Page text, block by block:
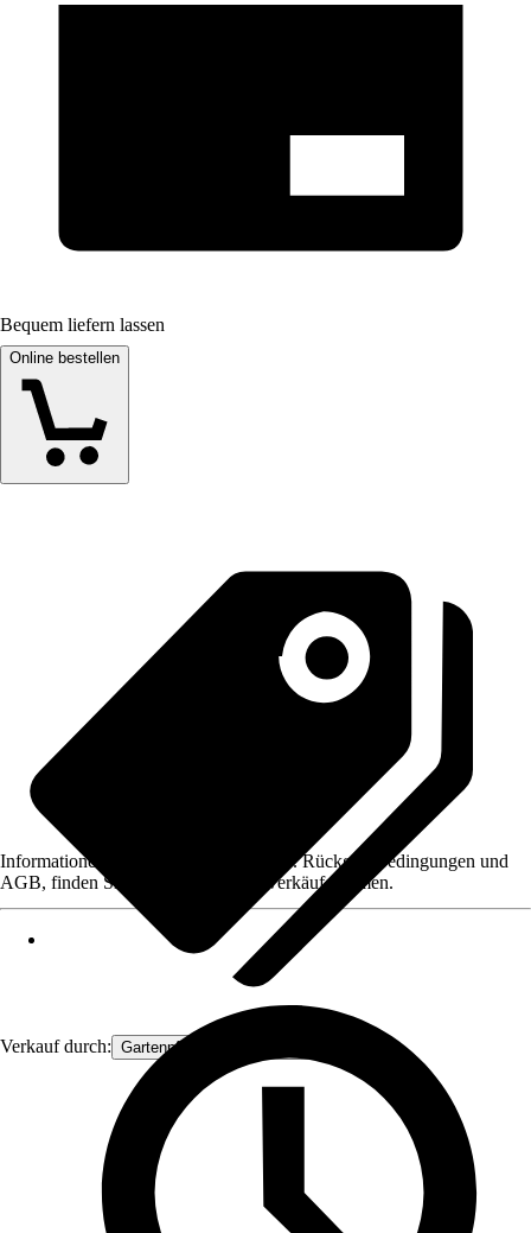
Bequem liefern lassen
Online bestellen
Verkauf durch: Gartenpflanzen Ammerland
Informationen des Verkäufers, wie z. B. Rückgabebedingungen und
AGB, finden Sie bei Klick auf den Verkäufernamen.